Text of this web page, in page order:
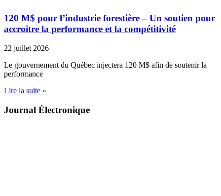
120 M$ pour l’industrie forestière – Un soutien pour
accroitre la performance et la compétitivité
22 juillet 2026
Le gouvernement du Québec injectera 120 M$ afin de soutenir la
performance
Lire la suite »
Journal Électronique